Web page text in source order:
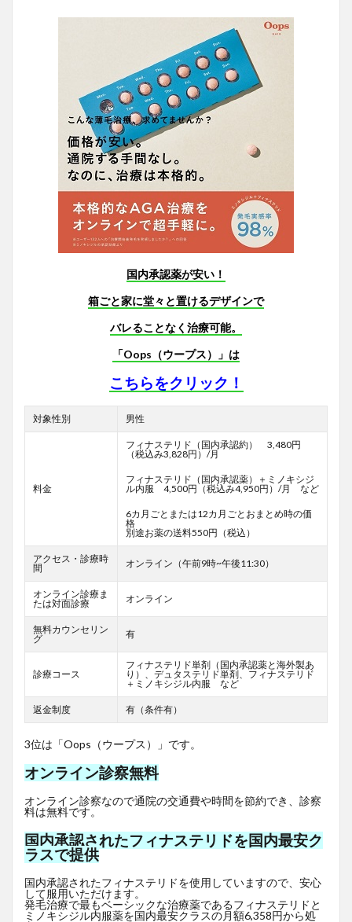
国内承認薬が安い！
箱ごと家に堂々と置けるデザインで
バレることなく治療可能。
「Oops（ウープス）」は
こちらをクリック！
対象性別 男性
料金
フィナステリド（国内承認約） 3,480円
（税込み3,828円）/月
フィナステリド（国内承認薬）＋ミノキシジ
ル内服 4,500円（税込み4,950円）/月 など
6カ月ごとまたは12カ月ごとおまとめ時の価
格
別途お薬の送料550円（税込）
アクセス・診療時
間
オンライン（午前9時~午後11:30）
オンライン診療ま
たは対面診療
オンライン
無料カウンセリン
グ
有
診療コース
フィナステリド単剤（国内承認薬と海外製あ
り）、デュタステリド単剤、フィナステリド
＋ミノキシジル内服 など
返金制度 有（条件有）
3位は「Oops（ウープス）」です。
オンライン診察無料
オンライン診察なので通院の交通費や時間を節約でき、診察
料は無料です。
国内承認されたフィナステリドを国内最安ク
ラスで提供
国内承認されたフィナステリドを使用していますので、安心
して服用いただけます。
発毛治療で最もベーシックな治療薬であるフィナステリドと
ミノキシジル内服薬を国内最安クラスの月額6,358円から処